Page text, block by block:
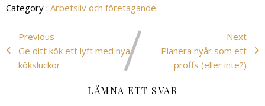
Category : Arbetsliv och företagande.
Previous
Ge ditt kök ett lyft med nya
köksluckor
Next
Planera nyår som ett
proffs (eller inte?)
LÄMNA ETT SVAR